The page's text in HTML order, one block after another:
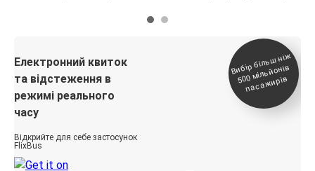
Електронний квиток
та відстеження в
режимі реального
часу
Відкрийте для себе застосунок
FlixBus
Вибір біль
ш ні
ж
500
мільйонів
паса
жирів